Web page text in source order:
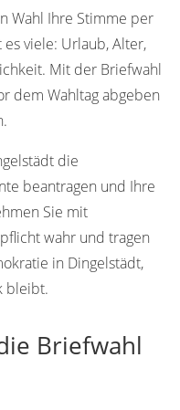
Wahl Ihre Stimme per
viele: Urlaub, Alter,
Mit der Briefwahl
dem Wahltag abgeben
die
beantragen und Ihre
Sie mit
wahr und tragen
in Dingelstädt,
bleibt.
Briefwahl